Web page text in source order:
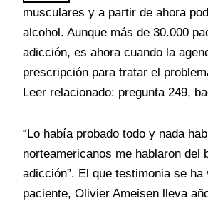
musculares y a partir de ahora
alcohol. Aunque más de 30.000
adicción, es ahora cuando la
prescripción para tratar el
Leer relacionado: pregunta 249,
“Lo había probado todo y nada
norteamericanos me hablaron del
adicción”. El que testimonia se
paciente, Olivier Ameisen lleva